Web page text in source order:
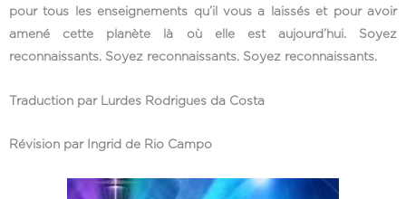
pour tous les enseignements qu’il vous a laissés et pour avoir
amené cette planète là où elle est aujourd’hui. Soyez
reconnaissants. Soyez reconnaissants. Soyez reconnaissants.
Traduction par Lurdes Rodrigues da Costa
Révision par Ingrid de Rio Campo